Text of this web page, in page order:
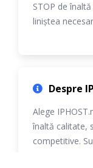
STOP de
liniștea
Despre
Alege
înaltă calitate,
competitive.